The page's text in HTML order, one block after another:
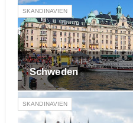
SKANDINAVIEN
Schweden
SKANDINAVIEN